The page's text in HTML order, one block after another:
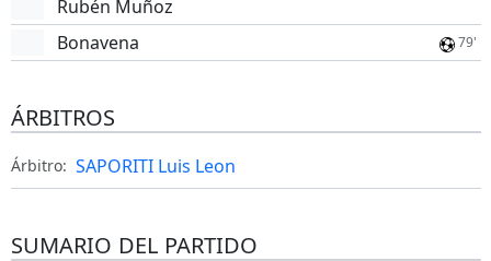
Rubén Muñoz
Bonavena
79'
ÁRBITROS
Árbitro: SAPORITI Luis Leon
SUMARIO DEL PARTIDO